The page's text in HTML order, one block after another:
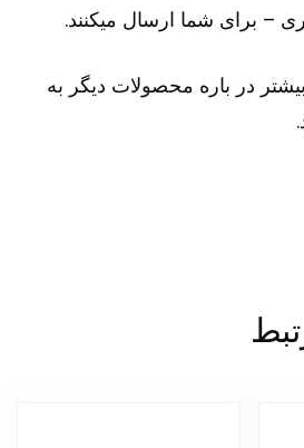
شما ارسال میکنند.
باره محصولات دیگر به